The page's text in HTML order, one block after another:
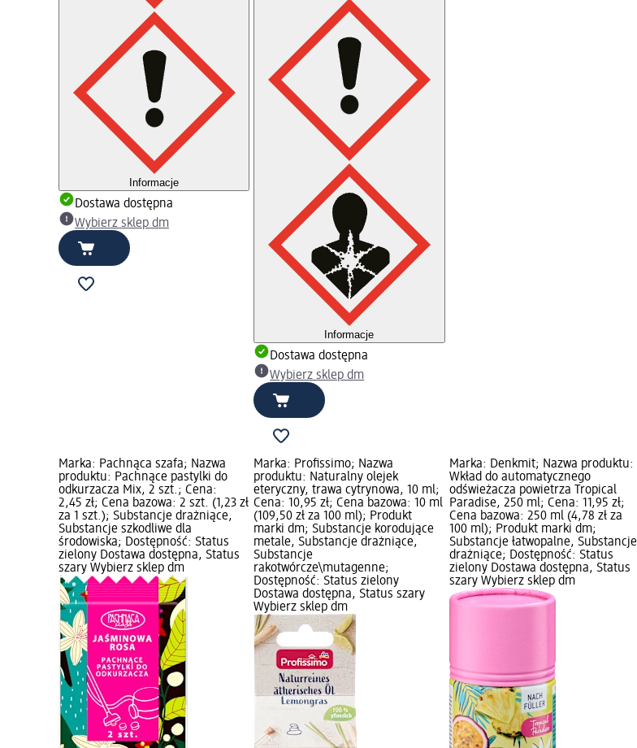
Informacje
Dostawa dostępna
Wybierz sklep dm
Informacje
Dostawa dostępna
Wybierz sklep dm
Marka: Pachnąca szafa; Nazwa
produktu: Pachnące pastylki do
odkurzacza Mix, 2 szt.; Cena:
2,45 zł; Cena bazowa: 2 szt. (1,23 zł
za 1 szt.); Substancje drażniące,
Substancje szkodliwe dla
środowiska; Dostępność: Status
zielony Dostawa dostępna, Status
szary Wybierz sklep dm
Marka: Profissimo; Nazwa
produktu: Naturalny olejek
eteryczny, trawa cytrynowa, 10 ml;
Cena: 10,95 zł; Cena bazowa: 10 ml
(109,50 zł za 100 ml); Produkt
marki dm; Substancje korodujące
metale, Substancje drażniące,
Substancje
rakotwórcze\mutagenne;
Dostępność: Status zielony
Dostawa dostępna, Status szary
Wybierz sklep dm
Marka: Denkmit; Nazwa produktu:
Wkład do automatycznego
odświeżacza powietrza Tropical
Paradise, 250 ml; Cena: 11,95 zł;
Cena bazowa: 250 ml (4,78 zł za
100 ml); Produkt marki dm;
Substancje łatwopalne, Substancje
drażniące; Dostępność: Status
zielony Dostawa dostępna, Status
szary Wybierz sklep dm